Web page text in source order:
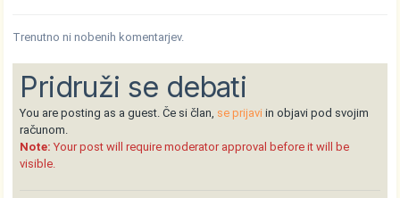
Trenutno ni nobenih komentarjev.
Pridruži se debati
You are posting as a guest. Če si član, se prijavi in objavi pod svojim
računom.
Note: Your post will require moderator approval before it will be
visible.